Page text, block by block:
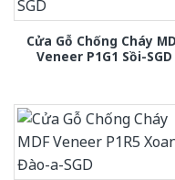
Cửa Gỗ Chống Cháy
Veneer P1G1 Sồi-SGD